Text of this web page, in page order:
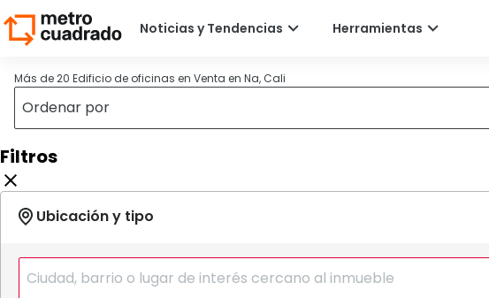
Más de 20 Edificio de oficinas en Venta en Na, Cali
Filtros